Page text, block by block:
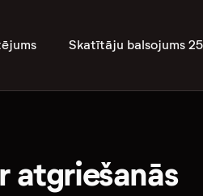
Skatītāju balsojums
atgriešanās